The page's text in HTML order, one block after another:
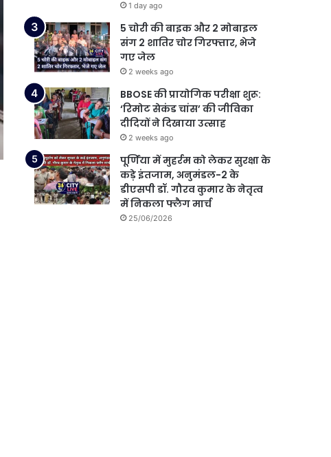
1 day ago
5 चोरी की बाइक और 2 मोबाइल
संग 2 शातिर चोर गिरफ्तार, भेजे
गए जेल
2 weeks ago
BBOSE की प्रायोगिक परीक्षा शुरू:
‘रिमोट सेकंड चांस’ की जीविका
दीदियों ने दिखाया उत्साह
2 weeks ago
पूर्णिया में मुहर्रम को लेकर सुरक्षा के
कड़े इंतजाम, अनुमंडल-2 के
डीएसपी डॉ. गौरव कुमार के नेतृत्व
में निकला फ्लैग मार्च
25/06/2026